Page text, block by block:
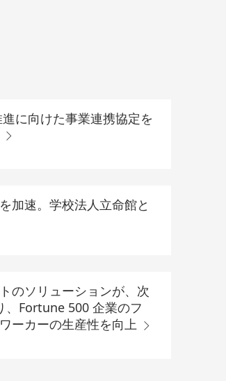
に向けた事業連携協定を
加速。学校法人立命館と
のソリューションが、次
、Fortune 500 企業のフ
ーカーの生産性を向上